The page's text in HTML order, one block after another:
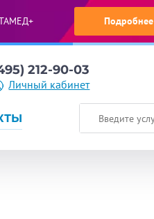
Подробнее
212-90-03
Личный кабинет